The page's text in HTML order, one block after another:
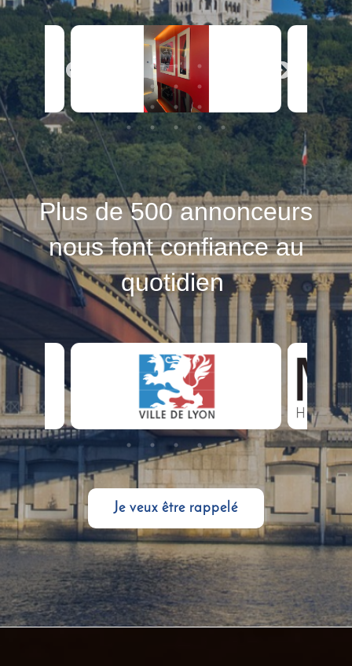
Plus de 500 annonceurs
nous font confiance au
quotidien
Je veux être rappelé